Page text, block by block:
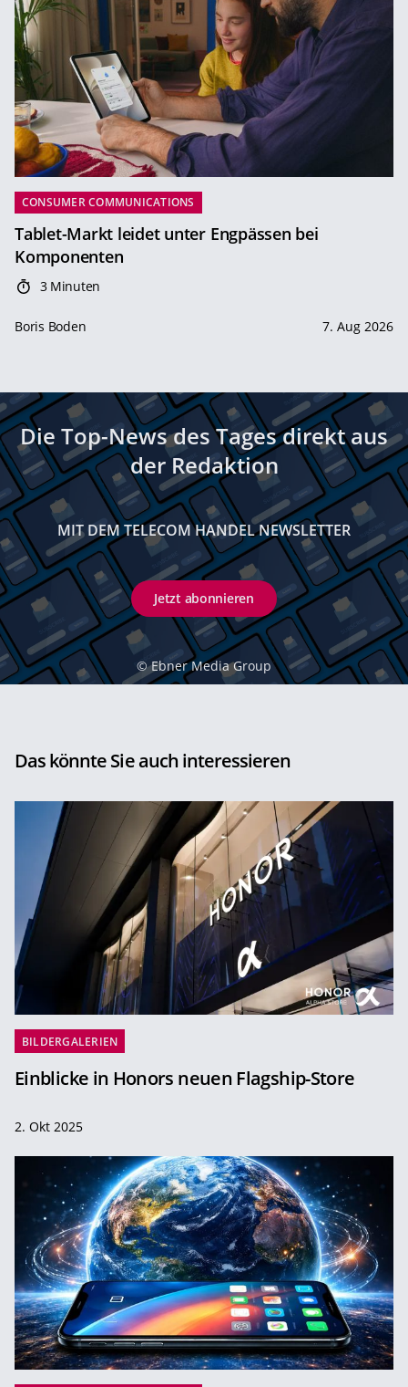
CONSUMER COMMUNICATIONS
Tablet-Markt leidet unter Engpässen bei
Komponenten
3 Minuten
Boris Boden 7. Aug 2026
Die Top-News des Tages direkt aus
der Redaktion
MIT DEM TELECOM HANDEL NEWSLETTER
Jetzt abonnieren
© Ebner Media Group
Das könnte Sie auch interessieren
BILDERGALERIEN
Einblicke in Honors neuen Flagship-Store
2. Okt 2025